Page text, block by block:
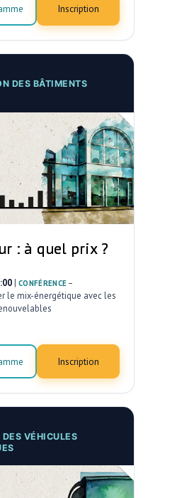
Inscription
DES BÂTIMENTS
: à quel prix ?
| CONFÉRENCE –
le mix-énergétique avec les
Inscription
DES VÉHICULES